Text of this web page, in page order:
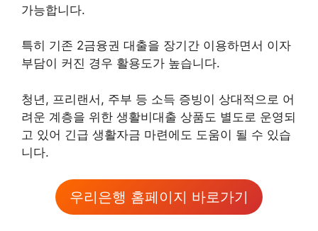
가능합니다.
특히 기존 2금융권 대출을 장기간 이용하면서 이자
부담이 커진 경우 활용도가 높습니다.
청년, 프리랜서, 주부 등 소득 증빙이 상대적으로 어
려운 계층을 위한 생활비대출 상품도 별도로 운영되
고 있어 긴급 생활자금 마련에도 도움이 될 수 있습
니다.
우리은행 홈페이지 바로가기